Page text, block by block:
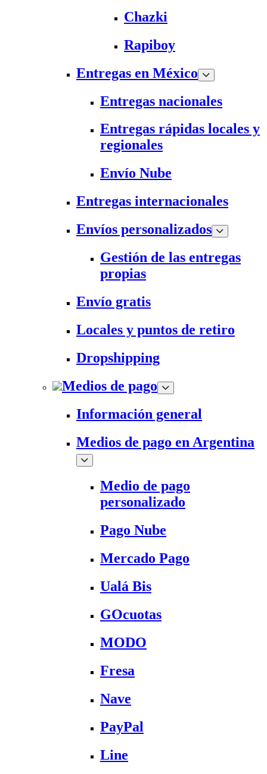
Chazki
Rapiboy
Entregas en México
Entregas nacionales
Entregas rápidas locales y
regionales
Envío Nube
Entregas internacionales
Envíos personalizados
Gestión de las entregas
propias
Envío gratis
Locales y puntos de retiro
Dropshipping
Medios de pago
Información general
Medios de pago en Argentina
Medio de pago
personalizado
Pago Nube
Mercado Pago
Ualá Bis
GOcuotas
MODO
Fresa
Nave
PayPal
Line